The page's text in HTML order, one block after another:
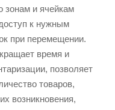
зонам и ячейкам
к нужным
при перемещении.
время и
позволяет
товаров,
возникновения,